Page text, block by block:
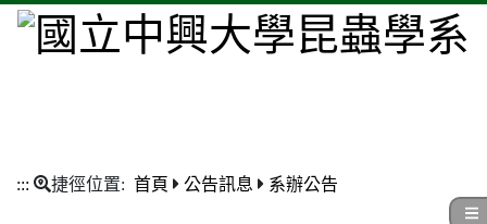
::: 捷徑位置: 首頁 公告訊息 系辦公告